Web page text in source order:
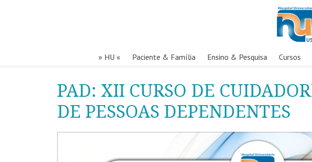
» HU « Paciente & Família Ensino & Pesquisa Cursos
PAD: XII CURSO DE
DE PESSOAS DEPENDENTES